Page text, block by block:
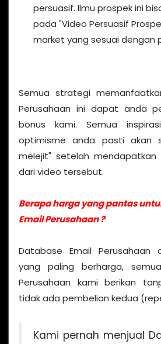
persuasif. Ilmu prospek ini
pada "Video Persuasif
market yang sesuai dengan
Semua strategi
Perusahaan ini dapat anda
bonus kami. Semua
optimisme anda pasti akan
melejit" setelah mendapatkan
dari video tersebut.
Berapa harga yang pantas
Email Perusahaan ?
Database Email
yang paling berharga,
Perusahaan kami berikan
tidak ada pembelian kedua
Kami pernah menjual